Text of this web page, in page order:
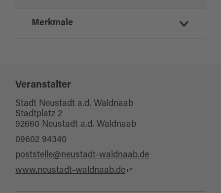
Merkmale
Veranstalter
Stadt Neustadt a.d. Waldnaab
Stadtplatz 2
92660 Neustadt a.d. Waldnaab
09602 94340
poststelle@neustadt-waldnaab.de
www.neustadt-waldnaab.de